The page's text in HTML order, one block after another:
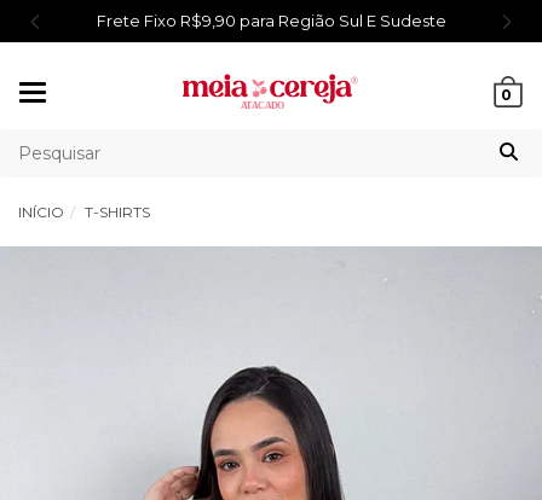
Frete Fixo R$9,90 para Região Sul E Sudeste
0
INÍCIO T-SHIRTS